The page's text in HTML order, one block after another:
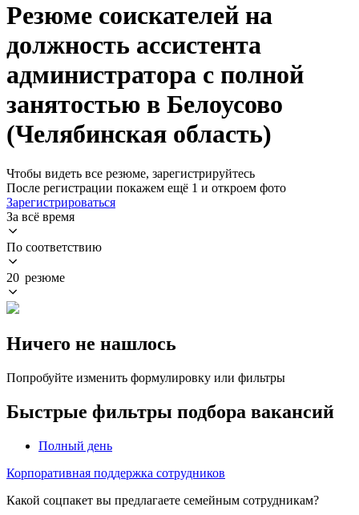
Резюме соискателей на
должность ассистента
администратора с полной
занятостью в Белоусово
(Челябинская область)
Чтобы видеть все резюме, зарегистрируйтесь
После регистрации покажем ещё 1 и откроем фото
Зарегистрироваться
За всё время
По соответствию
20 резюме
Ничего не нашлось
Попробуйте изменить формулировку или фильтры
Быстрые фильтры подбора вакансий
Полный день
Корпоративная поддержка сотрудников
Какой соцпакет вы предлагаете семейным сотрудникам?